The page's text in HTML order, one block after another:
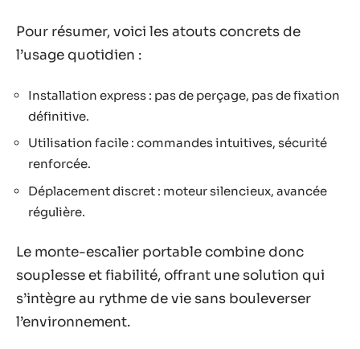
Pour résumer, voici les atouts concrets de
l’usage quotidien :
Installation express : pas de perçage, pas de fixation
définitive.
Utilisation facile : commandes intuitives, sécurité
renforcée.
Déplacement discret : moteur silencieux, avancée
régulière.
Le monte-escalier portable combine donc
souplesse et fiabilité, offrant une solution qui
s’intègre au rythme de vie sans bouleverser
l’environnement.